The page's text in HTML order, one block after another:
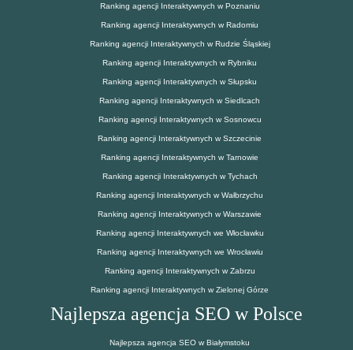
Ranking agencji Interaktywnych w Poznaniu
Ranking agencji Interaktywnych w Radomiu
Ranking agencji Interaktywnych w Rudzie Śląskiej
Ranking agencji Interaktywnych w Rybniku
Ranking agencji Interaktywnych w Słupsku
Ranking agencji Interaktywnych w Siedlcach
Ranking agencji Interaktywnych w Sosnowcu
Ranking agencji Interaktywnych w Szczecinie
Ranking agencji Interaktywnych w Tarnowie
Ranking agencji Interaktywnych w Tychach
Ranking agencji Interaktywnych w Wałbrzychu
Ranking agencji Interaktywnych w Warszawie
Ranking agencji Interaktywnych we Włocławku
Ranking agencji Interaktywnych we Wrocławiu
Ranking agencji Interaktywnych w Zabrzu
Ranking agencji Interaktywnych w Zielonej Górze
Najlepsza agencja SEO w Polsce
Najlepsza agencja SEO w Białymstoku